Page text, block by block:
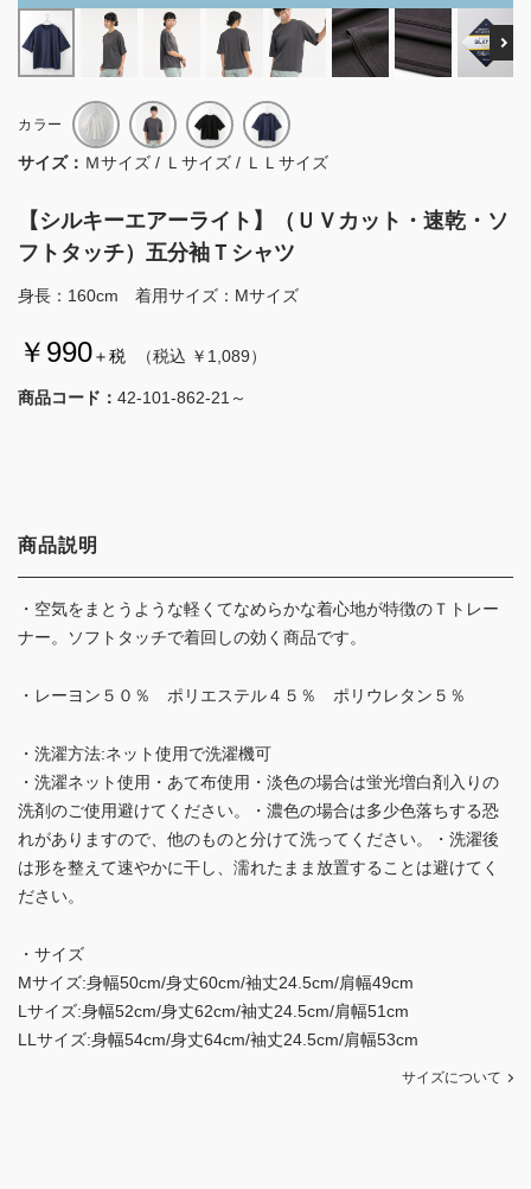
【シルキーエアーライト】（ＵＶカット・速乾・ソ
フトタッチ）五分袖Ｔシャツ
身長：160cm 着用サイズ：Mサイズ
￥990＋税 （税込 ￥1,089）
商品コード： 42-101-862-21～
カラー
サイズ： Ｍサイズ / Ｌサイズ / ＬＬサイズ
商品説明
・空気をまとうような軽くてなめらかな着心地が特徴のＴトレー
ナー。ソフトタッチで着回しの効く商品です。
・レーヨン５０％ ポリエステル４５％ ポリウレタン５％
・洗濯方法:ネット使用で洗濯機可
・洗濯ネット使用・あて布使用・淡色の場合は蛍光増白剤入りの
洗剤のご使用避けてください。・濃色の場合は多少色落ちする恐
れがありますので、他のものと分けて洗ってください。・洗濯後
は形を整えて速やかに干し、濡れたまま放置することは避けてく
ださい。
・サイズ
Mサイズ:身幅50cm/身丈60cm/袖丈24.5cm/肩幅49cm
Lサイズ:身幅52cm/身丈62cm/袖丈24.5cm/肩幅51cm
LLサイズ:身幅54cm/身丈64cm/袖丈24.5cm/肩幅53cm
サイズについて